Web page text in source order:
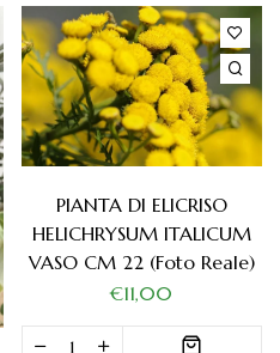
PIANTA DI ELICRISO
HELICHRYSUM ITALICUM
VASO CM 22 (foto Reale)
€11,00